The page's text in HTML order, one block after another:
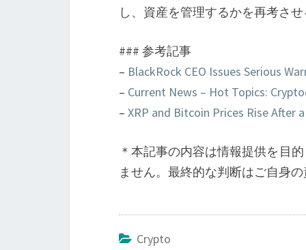
し、資産を管理するかを再考さ
### 参考記事
– BlackRock CEO Issues Serious
– Current News – Hot Topics:
– XRP and Bitcoin Prices Rise After
＊本記事の内容は情報提供を目
ません。最終的な判断はご自身
Crypto